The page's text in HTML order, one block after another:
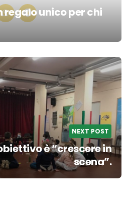
regalo unico per chi
NEXT POST
è “crescere in
scena”.